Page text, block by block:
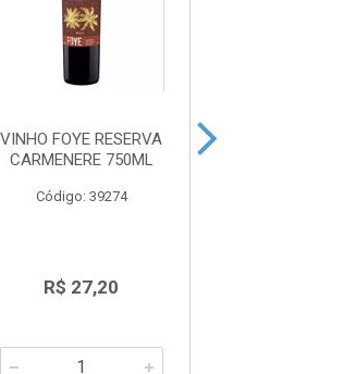
VINHO FOYE RESERVA
CARMENERE 750ML
Código: 39274
R$ 27,20